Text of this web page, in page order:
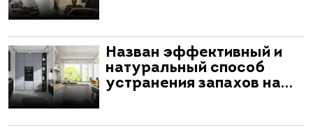
Назван эффективный и
натуральный способ
устранения запахов на…